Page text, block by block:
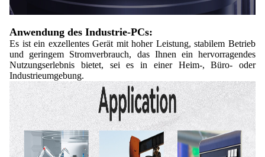
Anwendung des Industrie-PCs:
Es ist ein exzellentes Gerät mit hoher Leistung, stabilem Betrieb
und geringem Stromverbrauch, das Ihnen ein hervorragendes
Nutzungserlebnis bietet, sei es in einer Heim-, Büro- oder
Industrieumgebung.